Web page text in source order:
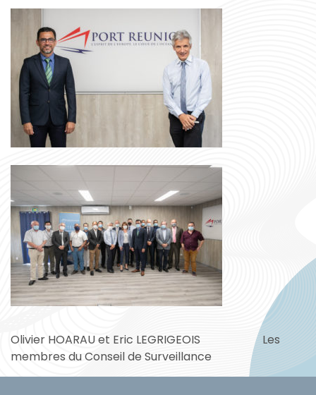
Olivier HOARAU et Eric LEGRIGEOIS Les
membres du Conseil de Surveillance